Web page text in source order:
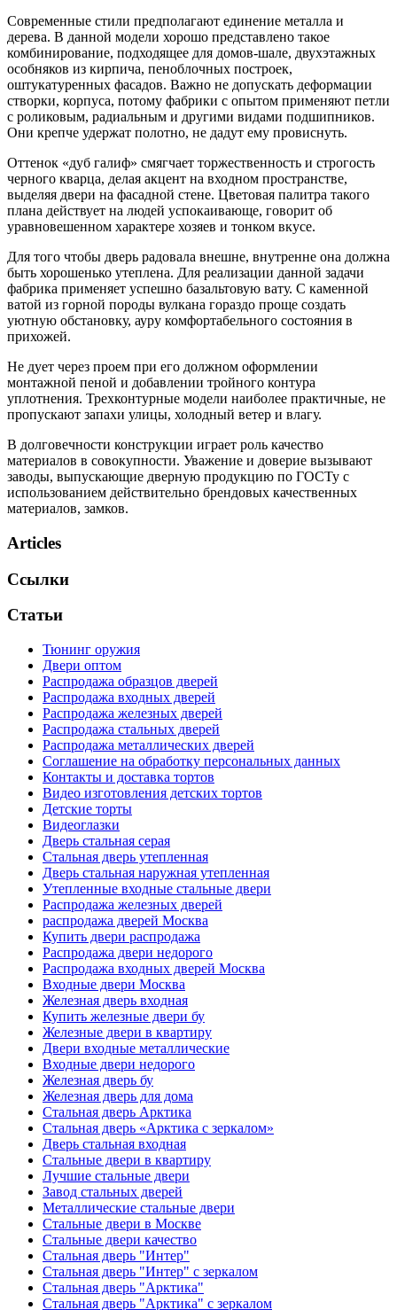
Современные стили предполагают единение металла и
дерева. В данной модели хорошо представлено такое
комбинирование, подходящее для домов-шале, двухэтажных
особняков из кирпича, пеноблочных построек,
оштукатуренных фасадов. Важно не допускать деформации
створки, корпуса, потому фабрики с опытом применяют петли
с роликовым, радиальным и другими видами подшипников.
Они крепче удержат полотно, не дадут ему провиснуть.
Оттенок «дуб галиф» смягчает торжественность и строгость
черного кварца, делая акцент на входном пространстве,
выделяя двери на фасадной стене. Цветовая палитра такого
плана действует на людей успокаивающе, говорит об
уравновешенном характере хозяев и тонком вкусе.
Для того чтобы дверь радовала внешне, внутренне она должна
быть хорошенько утеплена. Для реализации данной задачи
фабрика применяет успешно базальтовую вату. С каменной
ватой из горной породы вулкана гораздо проще создать
уютную обстановку, ауру комфортабельного состояния в
прихожей.
Не дует через проем при его должном оформлении
монтажной пеной и добавлении тройного контура
уплотнения. Трехконтурные модели наиболее практичные, не
пропускают запахи улицы, холодный ветер и влагу.
В долговечности конструкции играет роль качество
материалов в совокупности. Уважение и доверие вызывают
заводы, выпускающие дверную продукцию по ГОСТу с
использованием действительно брендовых качественных
материалов, замков.
Articles
Ссылки
Статьи
Тюнинг оружия
Двери оптом
Распродажа образцов дверей
Распродажа входных дверей
Распродажа железных дверей
Распродажа стальных дверей
Распродажа металлических дверей
Соглашение на обработку персональных данных
Контакты и доставка тортов
Видео изготовления детских тортов
Детские торты
Видеоглазки
Дверь стальная серая
Стальная дверь утепленная
Дверь стальная наружная утепленная
Утепленные входные стальные двери
Распродажа железных дверей
распродажа дверей Москва
Купить двери распродажа
Распродажа двери недорого
Распродажа входных дверей Москва
Входные двери Москва
Железная дверь входная
Купить железные двери бу
Железные двери в квартиру
Двери входные металлические
Входные двери недорого
Железная дверь бу
Железная дверь для дома
Стальная дверь Арктика
Стальная дверь «Арктика с зеркалом»
Дверь стальная входная
Стальные двери в квартиру
Лучшие стальные двери
Завод стальных дверей
Металлические стальные двери
Стальные двери в Москве
Стальные двери качество
Стальная дверь "Интер"
Стальная дверь "Интер" с зеркалом
Стальная дверь "Арктика"
Стальная дверь "Арктика" с зеркалом